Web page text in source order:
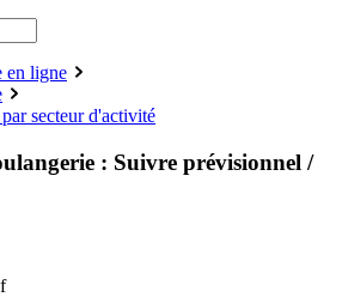
en ligne
secteur d'activité
: Suivre prévisionnel /